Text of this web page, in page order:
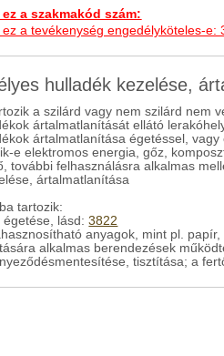
ez a szakmakód szám:
a tevékenység engedélyköteles-e:
hulladék kezelése,
a szilárd vagy nem szilárd nem
ártalmatlanítását ellátó
ártalmatlanítása égetéssel,
e elektromos energia, gőz,
további felhasználásra alkalmas
ártalmatlanítása
tartozik:
égetése, lásd:3822
anyagok, mint pl.
alkalmas berendezések
tisztítása; a